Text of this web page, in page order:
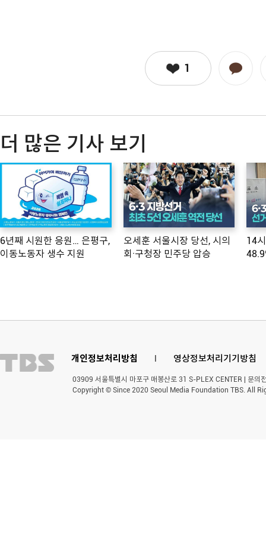
1
더 많은 기사 보기
6년째 시원한 응원… 은평구,
이동노동자 생수 지원
오세훈 서울시장 당선, 시의
회·구청장 민주당 압승
14
개인정보처리방침 l 영상정보처리기기방침
03909 서울특별시 마포구 매봉산로 31 S-PLEX CENTER | 문
Copyright © Since 2020 Seoul Media Foundation TBS. All